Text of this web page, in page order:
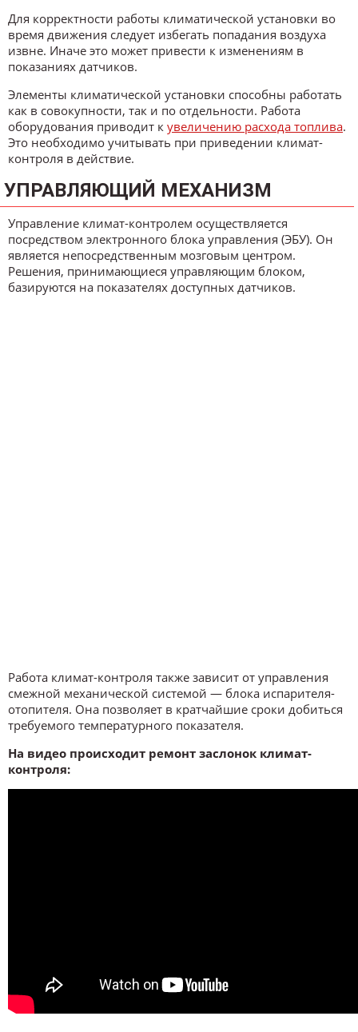
Для корректности работы климатической установки во
время движения следует избегать попадания воздуха
извне. Иначе это может привести к изменениям в
показаниях датчиков.
Элементы климатической установки способны работать
как в совокупности, так и по отдельности. Работа
оборудования приводит к увеличению расхода топлива.
Это необходимо учитывать при приведении климат-
контроля в действие.
УПРАВЛЯЮЩИЙ МЕХАНИЗМ
Управление климат-контролем осуществляется
посредством электронного блока управления (ЭБУ). Он
является непосредственным мозговым центром.
Решения, принимающиеся управляющим блоком,
базируются на показателях доступных датчиков.
Работа климат-контроля также зависит от управления
смежной механической системой — блока испарителя-
отопителя. Она позволяет в кратчайшие сроки добиться
требуемого температурного показателя.
На видео происходит ремонт заслонок климат-
контроля: